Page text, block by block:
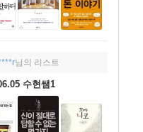
님의 리스트
수현쌤1